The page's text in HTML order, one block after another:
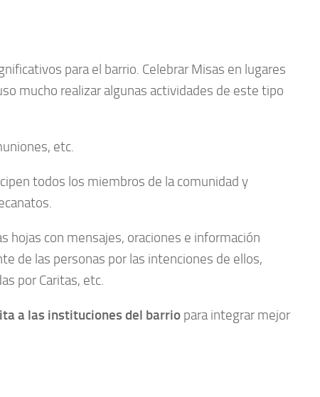
para el barrio. Celebrar Misas en lugares
mucho realizar algunas actividades de este tipo
etc.
todos los miembros de la comunidad y
hojas con mensajes, oraciones e información
de las personas por las intenciones de ellos,
por Caritas, etc.
a las instituciones del barrio para integrar mejor